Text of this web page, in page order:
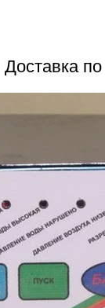
Доставка